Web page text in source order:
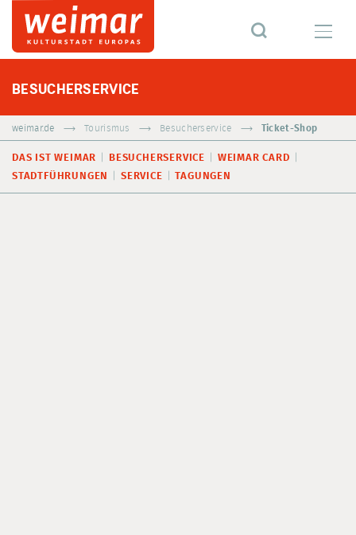
BESUCHERSERVICE
weimar.de Tourismus Besucherservice Ticket-Shop
DAS IST WEIMAR BESUCHERSERVICE
WEIMAR CARD
STADTFÜHRUNGEN
SERVICE TAGUNGEN